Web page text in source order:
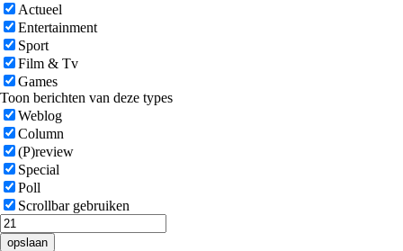
Actueel
Entertainment
Sport
Film & Tv
Games
Toon berichten van deze types
Weblog
Column
(P)review
Special
Poll
Scrollbar gebruiken
opslaan